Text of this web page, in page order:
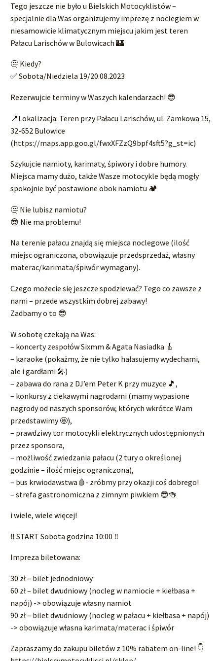
Tego jeszcze nie było u Bielskich Motocyklistów –
specjalnie dla Was organizujemy imprezę z noclegiem w
niesamowicie klimatycznym miejscu jakim jest teren
Pałacu Larischów w Bulowicach 🏰
🤔 Kiedy?
✅ Sobota/Niedziela 19/20.08.2023
Rezerwujcie terminy w Waszych kalendarzach! 😎
📍Lokalizacja: Teren przy Pałacu Larischów, ul. Zamkowa 15,
32-652 Bulowice
(https://maps.app.goo.gl/fwxXFZzQ9bpf4sft5?g_st=ic)
Szykujcie namioty, karimaty, śpiwory i dobre humory.
Miejsca mamy dużo, także Wasze motocykle będą mogły
spokojnie być postawione obok namiotu 🏕️
🤔 Nie lubisz namiotu?
😎 Nie ma problemu!
Na terenie pałacu znajdą się miejsca noclegowe (ilość
miejsc ograniczona, obowiązuje przedsprzedaż, własny
materac/karimata/śpiwór wymagany).
Czego możecie się jeszcze spodziewać? Tego co zawsze z
nami – przede wszystkim dobrej zabawy!
Zadbamy o to 😎
W sobotę czekają na Was:
– koncerty zespołów Sixmm & Agata Nasiadka 🎸
– karaoke (pokażmy, że nie tylko hałasujemy wydechami,
ale i gardłami 🎤)
– zabawa do rana z DJ’em Peter K przy muzyce 🎵,
– konkursy z ciekawymi nagrodami (mamy wypasione
nagrody od naszych sponsorów, których wkrótce Wam
przedstawimy 🤩),
– prawdziwy tor motocykli elektrycznych udostępnionych
przez sponsora,
– możliwość zwiedzania pałacu (2 tury o określonej
godzinie – ilość miejsc ograniczona),
– bus krwiodawstwa🩸- zróbmy przy okazji coś dobrego!
– strefa gastronomiczna z zimnym piwkiem 😎🍻
i wiele, wiele więcej!
‼️ START Sobota godzina 10:00 ‼️
Impreza biletowana:
30 zł – bilet jednodniowy
60 zł – bilet dwudniowy (nocleg w namiocie + kiełbasa +
napój) -> obowiązuje własny namiot
90 zł – bilet dwudniowy (nocleg w pałacu + kiełbasa + napój)
-> obowiązuje własna karimata/materac i śpiwór
Zapraszamy do zakupu biletów z 10% rabatem on-line! 👇